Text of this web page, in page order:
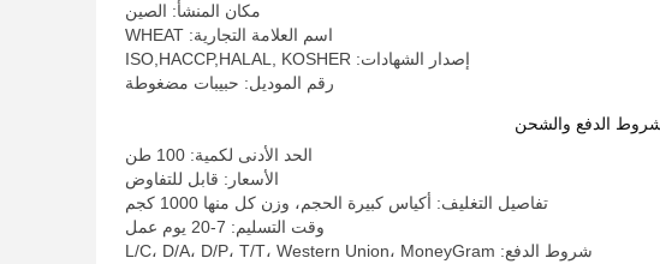
مكان المنشأ: الصين
اسم العلامة التجارية: WHEAT
إصدار الشهادات: ISO,HACCP,HALAL, KOSHER
رقم الموديل: حبيبات مضغوطة
الدفع والشحن
الحد الأدنى لكمية: 100 طن
الأسعار: قابل للتفاوض
تفاصيل التغليف: أكياس كبيرة الحجم، وزن كل منها 1000 كجم
وقت التسليم: 7-20 يوم عمل
شروط الدفع: L/C، D/A، D/P، T/T، Western Union، MoneyGram